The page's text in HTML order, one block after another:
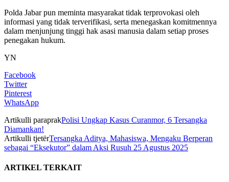
Polda Jabar pun meminta masyarakat tidak terprovokasi oleh
informasi yang tidak terverifikasi, serta menegaskan komitmennya
dalam menjunjung tinggi hak asasi manusia dalam setiap proses
penegakan hukum.
YN
Facebook
Twitter
Pinterest
WhatsApp
Artikulli paraprakPolisi Ungkap Kasus Curanmor, 6 Tersangka
Diamankan!
Artikulli tjetërTersangka Aditya, Mahasiswa, Mengaku Berperan
sebagai “Eksekutor” dalam Aksi Rusuh 25 Agustus 2025
ARTIKEL TERKAIT